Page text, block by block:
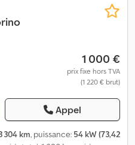
1 000 €
prix fixe hors TVA
(1 220 € brut)
Appel
304 km, puissance: 54 kW (73,42